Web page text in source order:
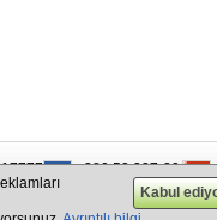
+380 50 337-20-47
+48 732-083-262